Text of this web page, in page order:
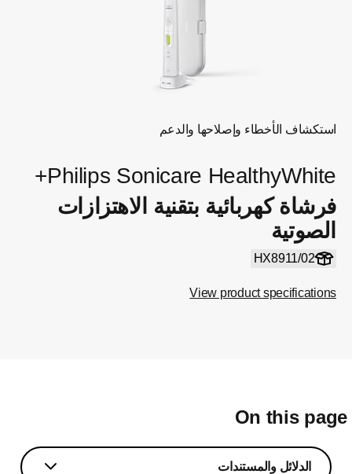
استكشاف الأخطاء وإصلاحها والدعم
Philips Sonicare HealthyWhite+
فرشاة كهربائية بتقنية الاهتزازات
الصوتية
HX8911/02
View product specifications
On this
الدلائل والمستندات